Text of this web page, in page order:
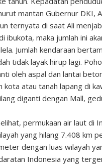
mantan Gubernur DKI,
ternyata di saat Ali
ibukota, maka jumlah ini
Jumlah kendaraan
tidak layak hirup lagi.
oleh aspal dan lantai
atau tanah lapang di
diganti dengan Mall,
permukaan air laut di
yang hilang 7.408 km
dengan luas wilayah
Indonesia yang